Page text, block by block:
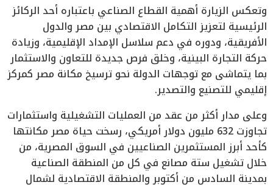
وتعكس الزيارة أهمية القطاع الصناعي باعتباره أحد الركائز
الرئيسية لتعزيز التكامل الاقتصادي بين مصر والدول
الأفريقية، ودوره في دعم سلاسل الإمداد الإقليمية، وزيادة
حركة التجارة البينية، وخلق فرص جديدة للتعاون والاستثمار
بما يتماشى مع توجهات الدولة نحو ترسيخ مكانة مصر كمركز
إقليمي للتصنيع والتصدير.
وعلى مدار أكثر من عقد من العمليات التشغيلية واستثمارات
تجاوزت 632 مليون دولار أمريكي، رسخت حياة مصر مكانتها
كأحد أبرز المستثمرين الصناعيين في السوق المصرية، من
خلال تشغيل ستة مصانع في كل من المنطقة الصناعية
بمدينة السادس من أكتوبر والمنطقة الاقتصادية لشمال